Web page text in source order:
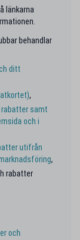
länkarna
behandlar
ditt
,
rabatter samt
och i
utifrån
,
rabatter
och